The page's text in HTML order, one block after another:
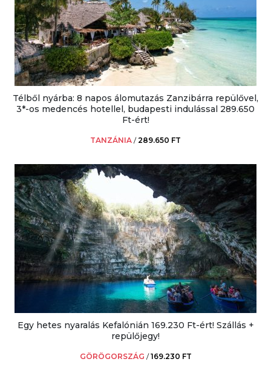
Télből nyárba: 8 napos álomutazás Zanzibárra repülővel,
3*-os medencés hotellel, budapesti indulással 289.650
Ft-ért!
TANZÁNIA /289.650 FT
Egy hetes nyaralás Kefalónián 169.230 Ft-ért! Szállás +
repülőjegy!
GÖRÖGORSZÁG /169.230 FT